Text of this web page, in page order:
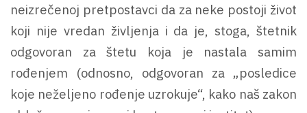
neizrečenoj pretpostavci da za neke postoji život
koji nije vredan življenja i da je, stoga, štetnik
odgovoran za štetu koja je nastala samim
rođenjem (odnosno, odgovoran za „posledice
koje neželjeno rođenje uzrokuje“, kako naš zakon